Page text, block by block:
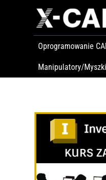
Oprogramowanie
Manipulatory/